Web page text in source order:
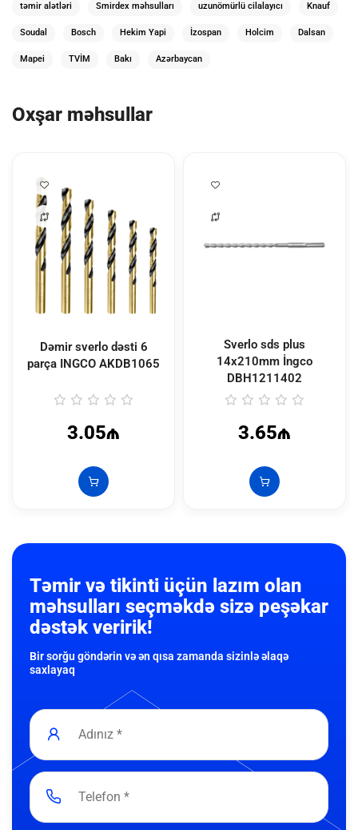
təmir alətləri Smirdex məhsulları uzunömürlü cilalayıcı Knauf
Soudal Bosch Hekim Yapi İzospan Holcim Dalsan
Mapei TVİM Bakı Azərbaycan
Oxşar məhsullar
Dəmir sverlo dəsti 6
parça INGCO AKDB1065
3.05₼
Sverlo sds plus
14x210mm İngco
DBH1211402
3.65₼
Təmir və tikinti üçün lazım olan
məhsulları seçməkdə sizə peşəkar
dəstək veririk!
Bir sorğu göndərin və ən qısa zamanda sizinlə əlaqə
saxlayaq